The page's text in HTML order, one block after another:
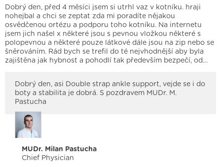
Dobrý den, před 4 měsíci jsem si utrhl vaz v kotníku. hraji
nohejbal a chci se zeptat zda mi poradíte nějakou
osvědčenou ortézu a podporu toho kotníku. Na internetu
jsem jich našel x některé jsou s pevnou vložkou některé s
polopevnou a některé pouze látkové dále jsou na zip nebo se
šněrováním. Rád bych se trefil do té nejvhodnější aby byla
zajištěna jak hybnost a pohodlí tak především bezpečí, od…
Dobrý den, asi Double strap ankle support, vejde se i do
boty a stabilita je dobrá. S pozdravem MUDr. M.
Pastucha
MUDr. Milan Pastucha
Chief Physician